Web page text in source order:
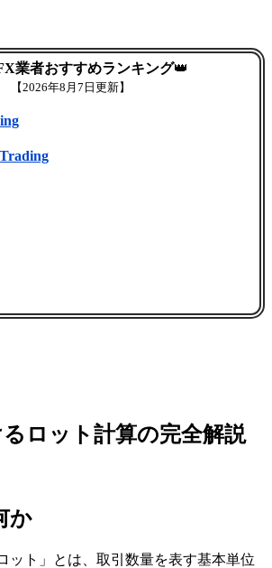
業者おすすめランキング👑
【2026年8月7日更新】
ロット計算の完全解説
か
ット」とは、取引数量を表す基本単位